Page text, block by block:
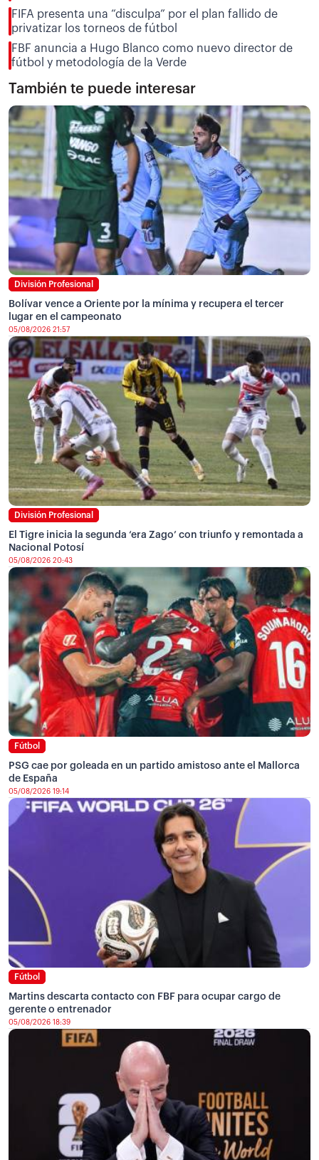
FIFA presenta una “disculpa” por el plan fallido de
privatizar los torneos de fútbol
FBF anuncia a Hugo Blanco como nuevo director de
fútbol y metodología de la Verde
También te puede interesar
División Profesional
Bolívar vence a Oriente por la mínima y recupera el tercer
lugar en el campeonato
05/08/2026 21:57
División Profesional
El Tigre inicia la segunda ‘era Zago’ con triunfo y remontada a
Nacional Potosí
05/08/2026 20:43
Fútbol
PSG cae por goleada en un partido amistoso ante el Mallorca
de España
05/08/2026 19:14
Fútbol
Martins descarta contacto con FBF para ocupar cargo de
gerente o entrenador
05/08/2026 18:39